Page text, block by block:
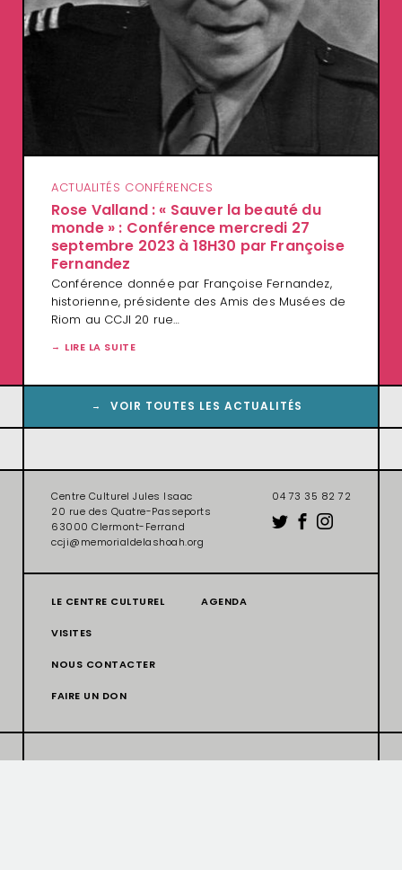
ACTUALITÉS CONFÉRENCES
Rose Valland : « Sauver la beauté du
monde » : Conférence mercredi 27
septembre 2023 à 18H30 par Françoise
Fernandez
Conférence donnée par Françoise Fernandez,
historienne, présidente des Amis des Musées de
Riom au CCJI 20 rue…
LIRE LA SUITE
VOIR TOUTES LES ACTUALITÉS
Centre Culturel Jules Isaac
20 rue des Quatre-Passeports
63000 Clermont-Ferrand
ccji@memorialdelashoah.org
04 73 35 82 72
LE CENTRE CULTUREL
VISITES
NOUS CONTACTER
FAIRE UN DON
AGENDA